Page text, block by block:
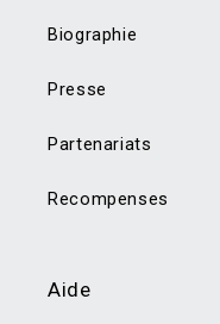
Biographie
Presse
Partenariats
Recompenses
Aide